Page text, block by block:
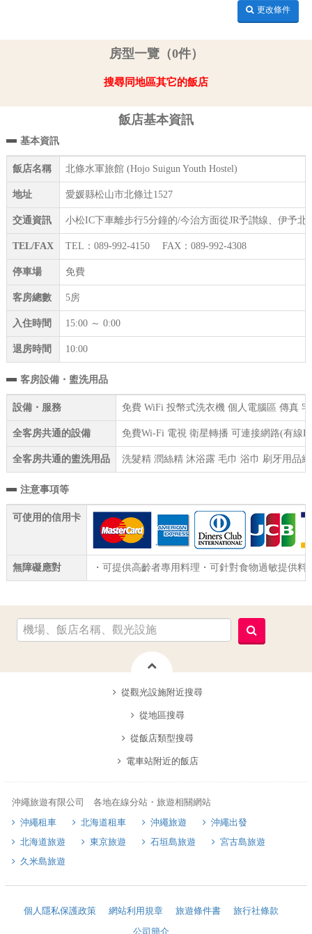
更改條件
房型一覽（0件）
搜尋同地區其它的飯店
飯店基本資訊
基本資訊
飯店名稱 北條水軍旅館 (Hojo Suigun Youth Hostel)
地址 愛媛縣松山市北條辻1527
交通資訊 小松IC下車離步行5分鐘的/今治方面從JR予讃線、伊予北
TEL/FAX TEL：089-992-4150 FAX：089-992-4308
停車場 免費
客房總數 5房
入住時間 15:00 ～ 0:00
退房時間 10:00
客房設備・盥洗用品
設備・服務 免費 WiFi 投幣式洗衣機 個人電腦區 傳真
全客房共通的設備 免費Wi-Fi 電視 衛星轉播 可連接網路(有線
全客房共通的盥洗用品 洗髮精 潤絲精 沐浴露 毛巾 浴巾 刷牙用品
注意事項等
可使用的信用卡
無障礙應對 ・可提供高齡者專用料理・可針對食物過敏提供料
從觀光設施附近搜尋
從地區搜尋
從飯店類型搜尋
電車站附近的飯店
沖繩旅遊有限公司 各地在線分站・旅遊相關網站
沖繩租車
北海道租車 沖繩旅遊
沖繩出發
北海道旅遊
東京旅遊 石垣島旅遊
宮古島旅遊
久米島旅遊
個人隱私保護政策 網站利用規章 旅遊條件書
旅行社條款
公司簡介